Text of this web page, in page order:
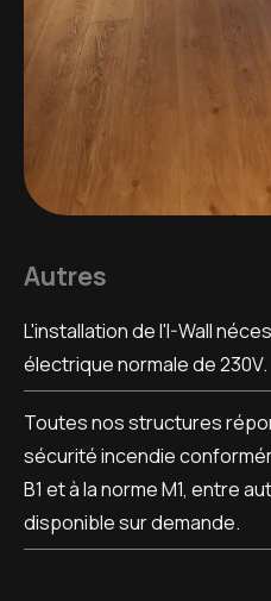
Autres
L'installation de l'I-Wall
électrique normale de 230V.
Toutes nos structures
sécurité incendie
B1 et à la norme M1, entre
disponible sur demande.